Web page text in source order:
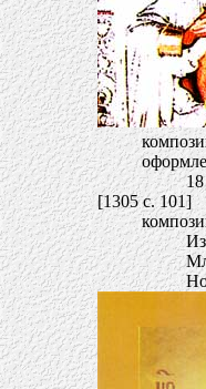
[1305 c. 101]